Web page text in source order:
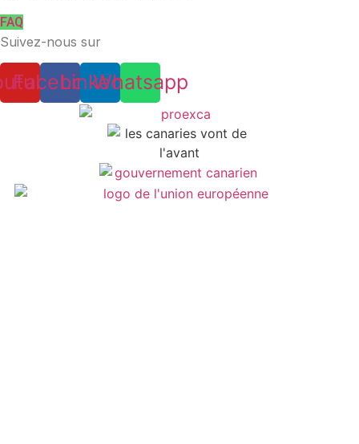
FAQ
Suivez-nous sur
Facebook
Linkedin
Whatsapp